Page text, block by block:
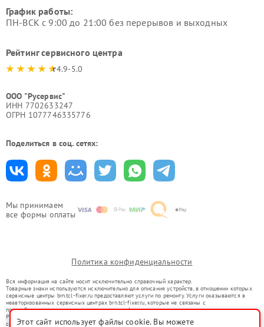
Мы принимаем
все формы оплаты
График работы:
ПН-ВСК с 9:00 до 21:00 без перерывов и выходных
Рейтинг сервисного центра
4.9-5.0
ООО "Русервис"
ИНН 7702633247
ОГРН 1077746335776
Поделиться в соц. сетях:
Политика конфиденциальности
Вся информация на сайте носит исключительно справочный характер.
Товарные знаки используются исключительно для описания устройств, в отношении которых
сервисные центры brn.tcl-fixer.ru предоставляют услуги по ремонту. Услуги оказываются в
неавторизованных сервисных центрах brn.tcl-fixer.ru, которые не связаны с
правообладателями товарных знаков или их официальными представителями.
Ремонт осуществляется для устройств, уже введенных в гражданский оборот в соответствии
со статьей 1487 ГК РФ.
Этот сайт использует файлы cookie. Вы можете